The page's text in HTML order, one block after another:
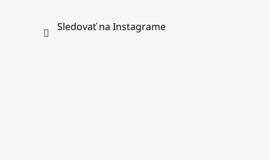
Sledovať na Instagrame